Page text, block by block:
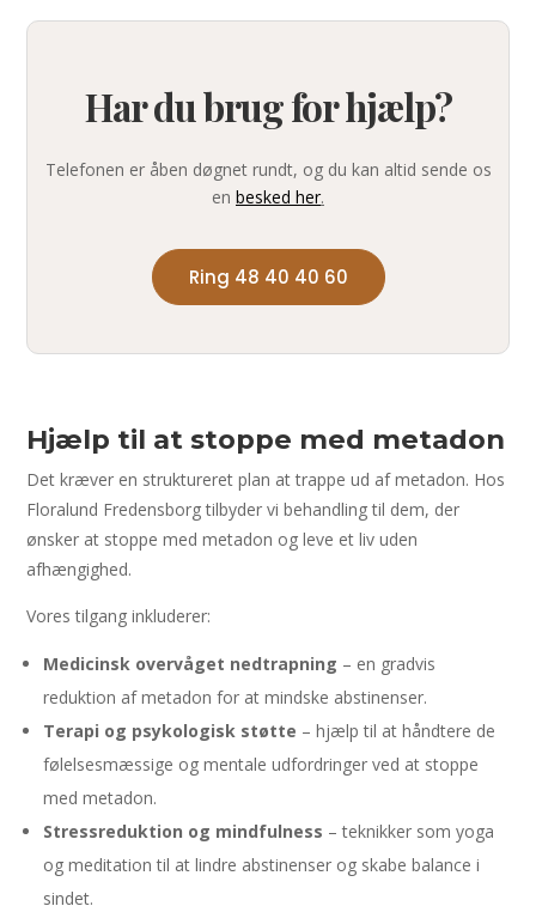
Har du brug for hjælp?
Telefonen er åben døgnet rundt, og du kan altid sende os
en besked her.
Ring 48 40 40 60
Hjælp til at stoppe med metadon
Det kræver en struktureret plan at trappe ud af metadon. Hos
Floralund Fredensborg tilbyder vi behandling til dem, der
ønsker at stoppe med metadon og leve et liv uden
afhængighed.
Vores tilgang inkluderer:
Medicinsk overvåget nedtrapning – en gradvis
reduktion af metadon for at mindske abstinenser.
Terapi og psykologisk støtte – hjælp til at håndtere de
følelsesmæssige og mentale udfordringer ved at stoppe
med metadon.
Stressreduktion og mindfulness – teknikker som yoga
og meditation til at lindre abstinenser og skabe balance i
sindet.